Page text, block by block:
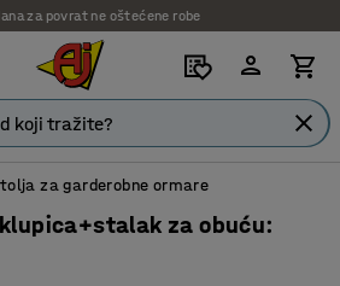
za povrat ne oštećene robe
za garderobne ormare
za obuću: